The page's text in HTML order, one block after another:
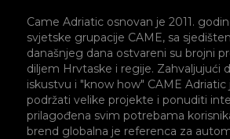
Came Adriatic osnovan je 2011.
svjetske grupacije CAME, sa
današnjeg dana ostvareni su brojni
diljem Hrvtaske i regije. Zahvaljujući
iskustvu i "know how" CAME
podržati velike projekte i ponuditi
prilagođena svim potrebama
brend globalna je referenca za